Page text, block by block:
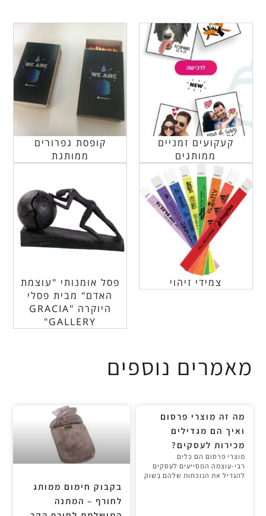
קעקועים זמניים
ממותגים
קופסת גפרורים
ממותגת
צמידי זיהוי
פסל אומנותי "עוצמת
האדם" מבית פסלי
היוקרה "GRACIA
GALLERY"
מאמרים נוספים
מה זה מוצרי פרסום
ואיך הם מגדילים
מכירות לעסקים?
מוצרי פרסום הם כלים
רבי-עוצמה המסייעים לעסקים
להגדיל את הנוכחות שלהם בשוק
בקבוק חימום ממותג
לחורף – המתנה